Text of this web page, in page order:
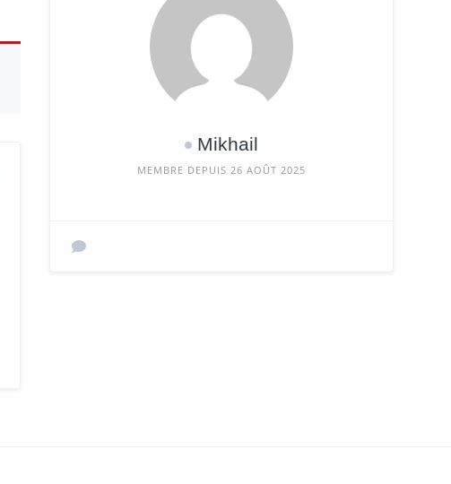
Mikhail
MEMBRE DEPUIS 26 AOÛT 2025